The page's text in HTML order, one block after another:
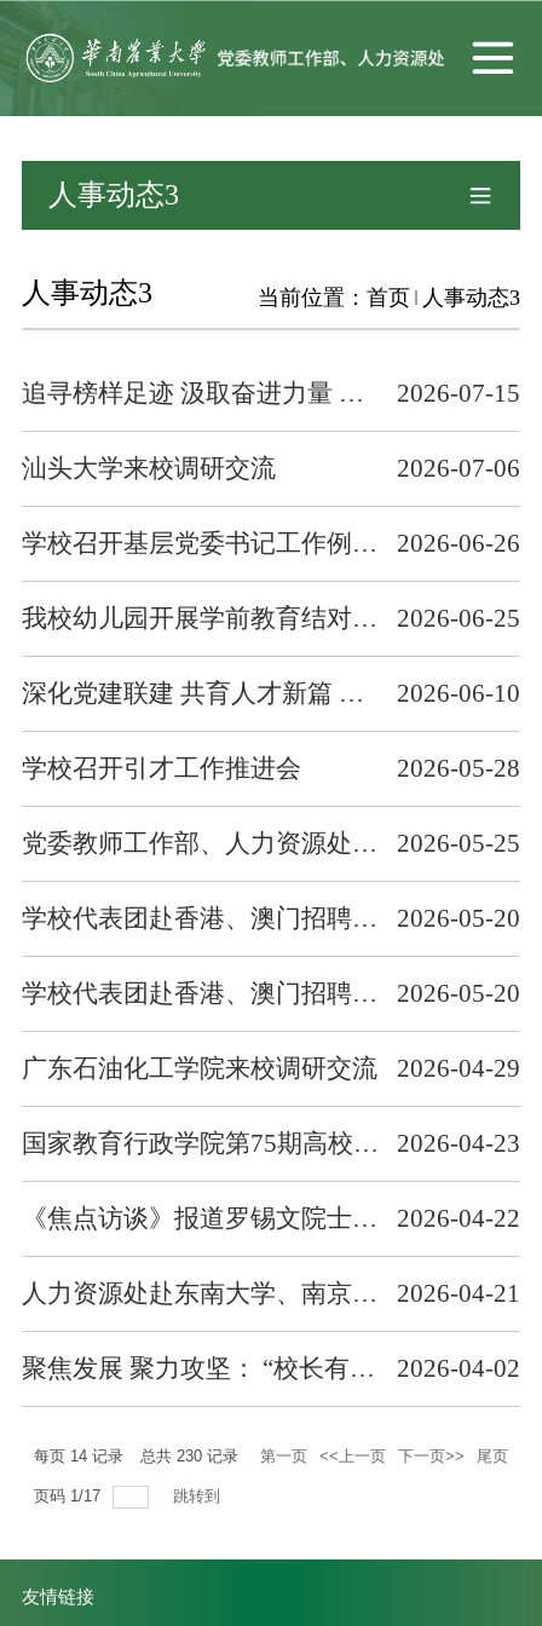
人事动态3
人事动态3 当前位置：首页 人事动态3
追寻榜样足迹 汲取奋进力量 ——人力资源处党支部开展学习丁颖、卢永根先进事迹主题党日活动 2026-07-15
汕头大学来校调研交流 2026-07-06
学校召开基层党委书记工作例会 深入学习贯彻习近平党建思想 2026-06-26
我校幼儿园开展学前教育结对帮扶工作 2026-06-25
深化党建联建 共育人才新篇 人力资源处党支部和温氏机关第一联合党支部开展主题党日活动 2026-06-10
学校召开引才工作推进会 2026-05-28
党委教师工作部、人力资源处组织学习习近平总书记给中国青年五四奖章暨新时代青年先锋奖获奖者代表重要回信精神 2026-05-25
学校代表团赴香港、澳门招聘人才 2026-05-20
学校代表团赴香港、澳门招聘人才 2026-05-20
广东石油化工学院来校调研交流 2026-04-29
国家教育行政学院第75期高校中青年干部培训班来校调研 2026-04-23
《焦点访谈》报道罗锡文院士团队：智慧农场实现“耕、种、管、收”全程无人化作业 2026-04-22
人力资源处赴东南大学、南京农业大学调研和招聘 2026-04-21
聚焦发展 聚力攻坚： “校长有约・微话——副教授专场”活动举行 2026-04-02
每页 14记录 总共 230记录 第一页 <<上一页 下一页>> 尾页
页码 1 /17 跳转到
友情链接